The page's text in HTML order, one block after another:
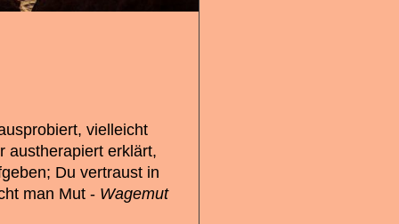
vielleicht
austherapiert erklärt,
Du vertraust in
man Mut - Wagemut